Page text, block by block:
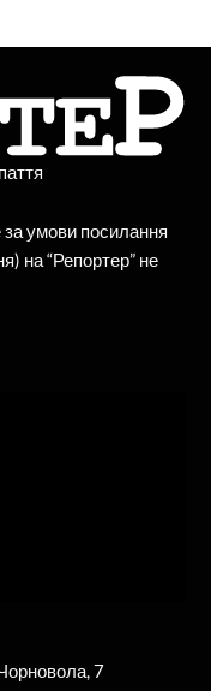
за умови посилання
на “Репортер” не
7